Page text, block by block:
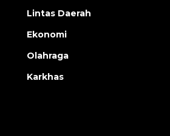
Lintas Daerah
Ekonomi
Olahraga
Karkhas